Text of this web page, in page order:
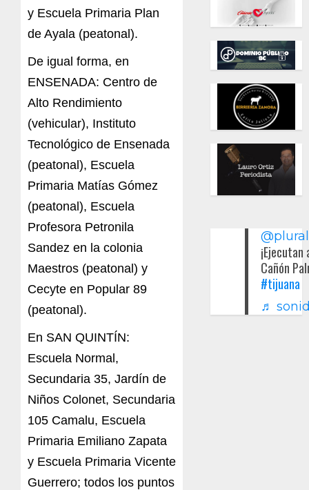
y Escuela Primaria Plan
de Ayala (peatonal).
De igual forma, en
ENSENADA: Centro de
Alto Rendimiento
(vehicular), Instituto
Tecnológico de Ensenada
(peatonal), Escuela
Primaria Matías Gómez
(peatonal), Escuela
Profesora Petronila
Sandez en la colonia
Maestros (peatonal) y
Cecyte en Popular 89
(peatonal).
En SAN QUINTÍN:
Escuela Normal,
Secundaria 35, Jardín de
Niños Colonet, Secundaria
105 Camalu, Escuela
Primaria Emiliano Zapata
y Escuela Primaria Vicente
Guerrero; todos los puntos
Cañón
#tijuana
♬